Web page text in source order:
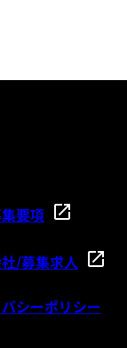
要項
/募集求人
シーポリシー